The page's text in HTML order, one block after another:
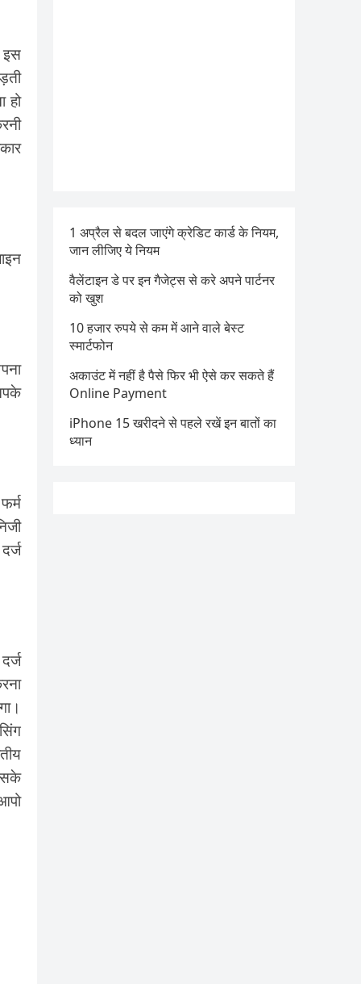
इस
हो
1 अप्रैल से बदल जाएंगे क्रेडिट कार्ड के नियम,
जान लीजिए ये नियम
वैलेंटाइन डे पर इन गैजेट्स से करे अपने पार्टनर
को खुश
10 हजार रुपये से कम में आने वाले बेस्ट
स्मार्टफोन
अकाउंट में नहीं है पैसे फिर भी ऐसे कर सकते हैं
Online Payment
iPhone 15 खरीदने से पहले रखें इन बातों का
ध्यान